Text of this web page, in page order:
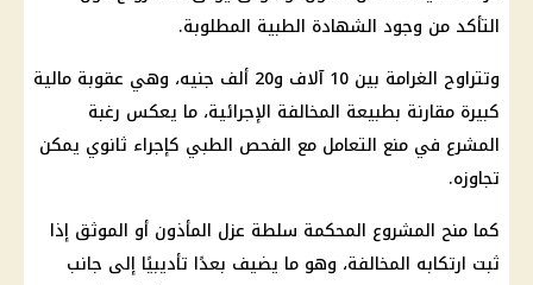
التأكد من وجود الشهادة الطبية المطلوبة.
وتتراوح الغرامة بين 10 آلاف و20 ألف جنيه، وهي عقوبة
مالية
كبيرة مقارنة بطبيعة المخالفة الإجرائية، ما يعكس رغبة
المشرع في منع التعامل مع الفحص الطبي كإجراء ثانوي يمكن
تجاوزه.
كما منح المشروع المحكمة سلطة عزل المأذون أو الموثق إذا
ثبت ارتكابه المخالفة، وهو ما يضيف بعدًا تأديبيًا إلى جانب